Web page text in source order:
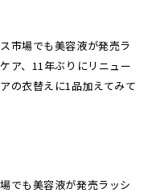
市場でも美容液が発売ラ
ア、11年ぶりにリニュー
の衣替えに1品加えてみて
でも美容液が発売ラッシ